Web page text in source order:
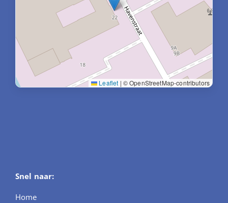
Leaflet | © OpenStreetMap-contributors
Snel naar:
Home